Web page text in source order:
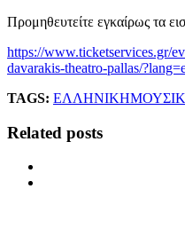
Προμηθευτείτε εγκαίρως τα
https://www.ticketservices.gr/
davarakis-theatro-pallas/
TAGS: ΕΛΛΗΝΙΚΗ
Related posts